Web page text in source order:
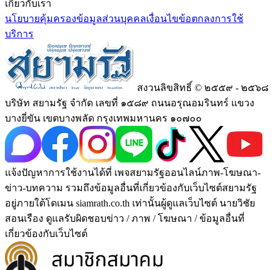
เกี่ยวกับเรา
นโยบายคุ้มครองข้อมูลส่วนบุคคลเงื่อนไขข้อตกลงการใช้
บริการ
สงวนลิขสิทธิ์ © ๒๕๕๙ - ๒๕๖๘
บริษัท สยามรัฐ จำกัด เลขที่ ๑๕๘๙ ถนนอรุณอมรินทร์ แขวง
บางยี่ขัน เขตบางพลัด กรุงเทพมหานคร ๑๐๗๐๐
แจ้งปัญหาการใช้งานได้ที่ เพจสยามรัฐออนไลน์ภาพ-โฆษณา-
ข่าว-บทความ รวมถึงข้อมูลอื่นที่เกี่ยวข้องกับเว็บไซต์สยามรัฐ
อยู่ภายใต้โดเมน siamrath.co.th เท่านั้นผู้ดูแลเว็บไซต์ นายวิชัย
สอนเรือง ดูแลรับผิดชอบข่าว / ภาพ / โฆษณา / ข้อมูลอื่นที่
เกี่ยวข้องกับเว็บไซต์